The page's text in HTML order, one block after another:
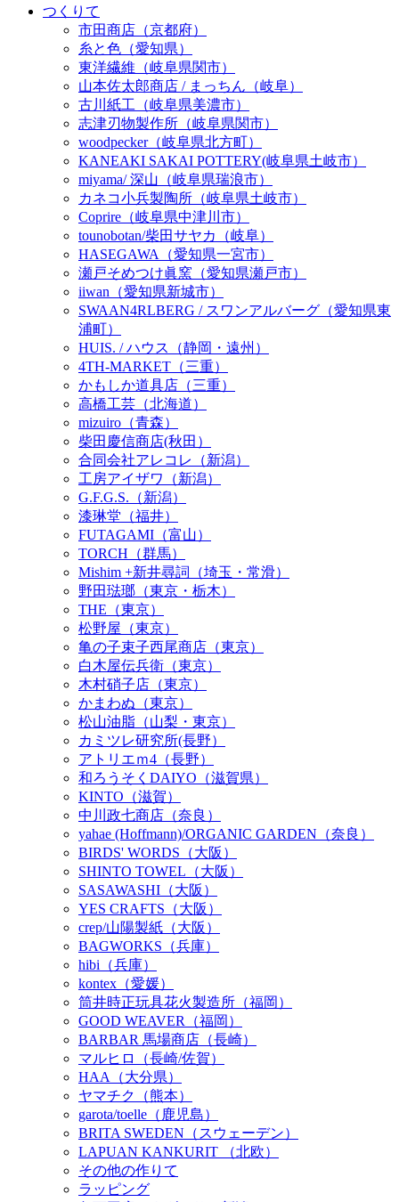
つくりて
市田商店（京都府）
糸と色（愛知県）
東洋繊維（岐阜県関市）
山本佐太郎商店 / まっちん（岐阜）
古川紙工（岐阜県美濃市）
志津刃物製作所（岐阜県関市）
woodpecker（岐阜県北方町）
KANEAKI SAKAI POTTERY(岐阜県土岐市）
miyama/ 深山（岐阜県瑞浪市）
カネコ小兵製陶所（岐阜県土岐市）
Coprire（岐阜県中津川市）
tounobotan/柴田サヤカ（岐阜）
HASEGAWA（愛知県一宮市）
瀬戸そめつけ眞窯（愛知県瀬戸市）
iiwan（愛知県新城市）
SWAAN4RLBERG / スワンアルバーグ（愛知県東
浦町）
HUIS. / ハウス（静岡・遠州）
4TH-MARKET（三重）
かもしか道具店（三重）
高橋工芸（北海道）
mizuiro（青森）
柴田慶信商店(秋田）
合同会社アレコレ（新潟）
工房アイザワ（新潟）
G.F.G.S.（新潟）
漆琳堂（福井）
FUTAGAMI（富山）
TORCH（群馬）
Mishim +新井尋詞（埼玉・常滑）
野田琺瑯（東京・栃木）
THE（東京）
松野屋（東京）
亀の子束子西尾商店（東京）
白木屋伝兵衛（東京）
木村硝子店（東京）
かまわぬ（東京）
松山油脂（山梨・東京）
カミツレ研究所(長野）
アトリエｍ4（長野）
和ろうそくDAIYO（滋賀県）
KINTO（滋賀）
中川政七商店（奈良）
yahae (Hoffmann)/ORGANIC GARDEN（奈良）
BIRDS' WORDS（大阪）
SHINTO TOWEL（大阪）
SASAWASHI（大阪）
YES CRAFTS（大阪）
crep/山陽製紙（大阪）
BAGWORKS（兵庫）
hibi（兵庫）
kontex（愛媛）
筒井時正玩具花火製造所（福岡）
GOOD WEAVER（福岡）
BARBAR 馬場商店（長崎）
マルヒロ（長崎/佐賀）
HAA（大分県）
ヤマチク（熊本）
garota/toelle（鹿児島）
BRITA SWEDEN（スウェーデン）
LAPUAN KANKURIT （北欧）
その他の作りて
ラッピング